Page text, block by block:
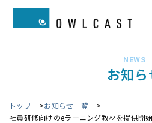
お知ら
NEWS
トップ
お知らせ一覧
社員研修向けのeラーニング教材を提供開